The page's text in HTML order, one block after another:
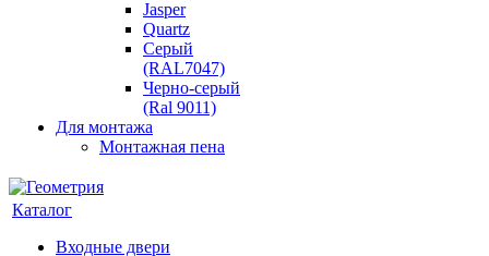
Jasper
Quartz
Серый
(RAL7047)
Черно-серый
(Ral 9011)
Для монтажа
Монтажная пена
Каталог
Входные двери